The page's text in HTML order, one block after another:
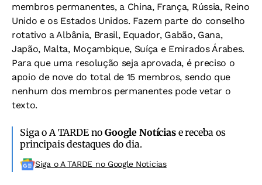
membros permanentes, a China, França, Rússia, Reino
Unido e os Estados Unidos. Fazem parte do conselho
rotativo a Albânia, Brasil, Equador, Gabão, Gana,
Japão, Malta, Moçambique, Suíça e Emirados Árabes.
Para que uma resolução seja aprovada, é preciso o
apoio de nove do total de 15 membros, sendo que
nenhum dos membros permanentes pode vetar o
texto.
Siga o A TARDE noGoogle Notíciase receba os
principais destaques do dia.
Siga o A TARDE no Google Noticias